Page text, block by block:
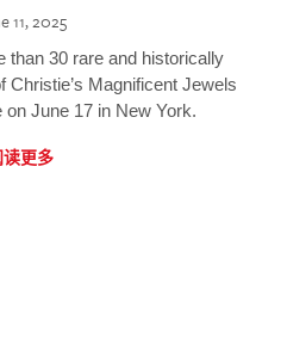
11, 2025
than 30 rare and historically
Christie’s Magnificent Jewels
June 17 in New York.
读更多